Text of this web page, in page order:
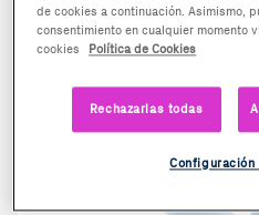
de cookies a continuación. Asimismo,
consentimiento en cualquier momento
cookies
Política de Cookies
Rechazarlas todas
Configuración